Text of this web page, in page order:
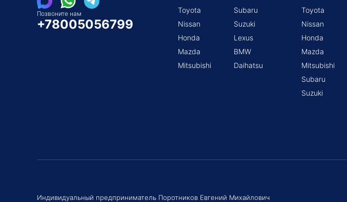
Позвоните нам
+78005056799
Toyota
Nissan
Honda
Mazda
Mitsubishi
Subaru
Suzuki
Lexus
BMW
Daihatsu
Toyota
Nissan
Honda
Mazda
Mitsubishi
Subaru
Suzuki
Индивидуальный предприниматель Поротников Евгений Михайлович